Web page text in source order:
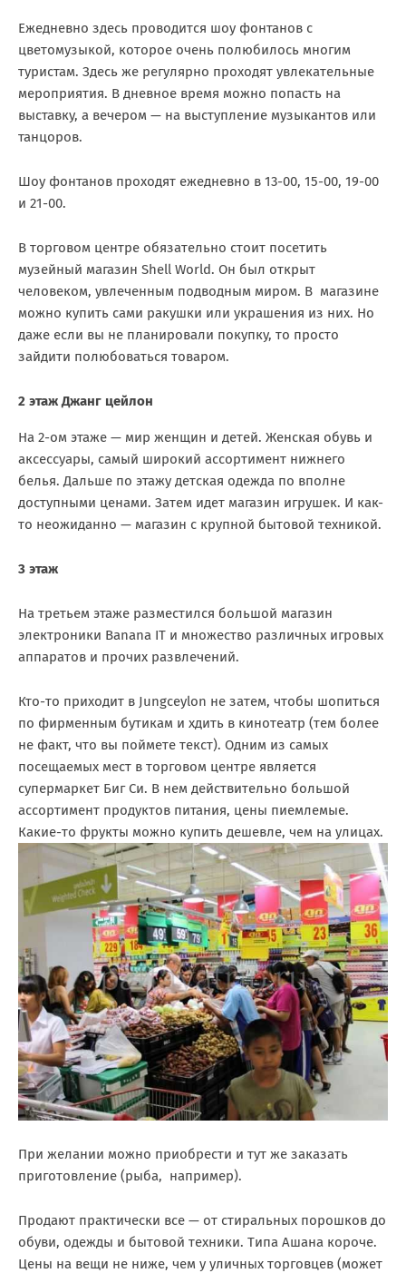
Ежедневно здесь проводится шоу фонтанов с
цветомузыкой, которое очень полюбилось многим
туристам. Здесь же регулярно проходят увлекательные
мероприятия. В дневное время можно попасть на
выставку, а вечером — на выступление музыкантов или
танцоров.
Шоу фонтанов проходят ежедневно в 13-00, 15-00, 19-00
и 21-00.
В торговом центре обязательно стоит посетить
музейный магазин Shell World. Он был открыт
человеком, увлеченным подводным миром. В магазине
можно купить сами ракушки или украшения из них. Но
даже если вы не планировали покупку, то просто
зайдити полюбоваться товаром.
2 этаж Джанг цейлон
На 2-ом этаже — мир женщин и детей. Женская обувь и
аксессуары, самый широкий ассортимент нижнего
белья. Дальше по этажу детская одежда по вполне
доступными ценами. Затем идет магазин игрушек. И как-
то неожиданно — магазин с крупной бытовой техникой.
3 этаж
На третьем этаже разместился большой магазин
электроники Banana IT и множество различных игровых
аппаратов и прочих развлечений.
Кто-то приходит в Jungceylon не затем, чтобы шопиться
по фирменным бутикам и хдить в кинотеатр (тем более
не факт, что вы поймете текст). Одним из самых
посещаемых мест в торговом центре является
супермаркет Биг Си. В нем действительно большой
ассортимент продуктов питания, цены пиемлемые.
Какие-то фрукты можно купить дешевле, чем на улицах.
При желании можно приобрести и тут же заказать
приготовление (рыба, например).
Продают практически все — от стиральных порошков до
обуви, одежды и бытовой техники. Типа Ашана короче.
Цены на вещи не ниже, чем у уличных торговцев (может